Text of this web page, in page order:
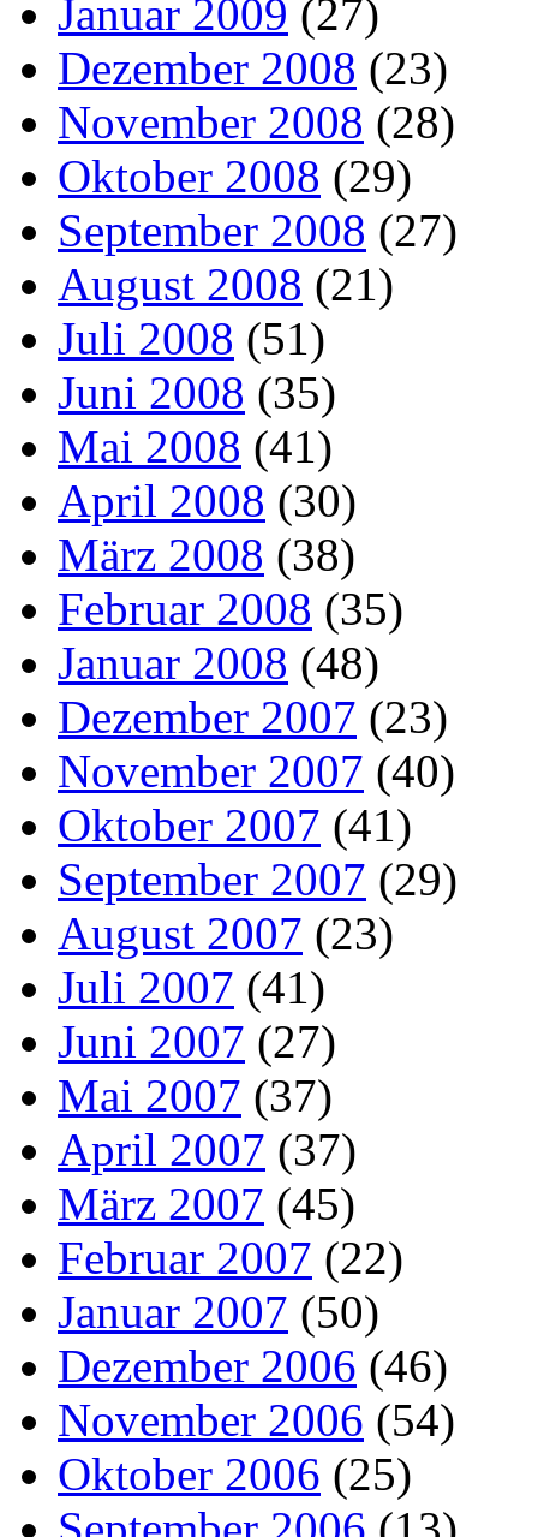
Januar 2009 (27)
Dezember 2008 (23)
November 2008 (28)
Oktober 2008 (29)
September 2008 (27)
August 2008 (21)
Juli 2008 (51)
Juni 2008 (35)
Mai 2008 (41)
April 2008 (30)
März 2008 (38)
Februar 2008 (35)
Januar 2008 (48)
Dezember 2007 (23)
November 2007 (40)
Oktober 2007 (41)
September 2007 (29)
August 2007 (23)
Juli 2007 (41)
Juni 2007 (27)
Mai 2007 (37)
April 2007 (37)
März 2007 (45)
Februar 2007 (22)
Januar 2007 (50)
Dezember 2006 (46)
November 2006 (54)
Oktober 2006 (25)